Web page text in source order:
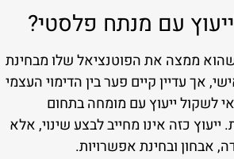
עם מנתח פלסטי?
ממצה את הפוטנציאל שלו מבחינת
אך עדיין קיים פער בין הדימוי העצמי
לשקול ייעוץ עם מומחה בתחום
ייעוץ כזה אינו מחייב לבצע שינוי, אלא
אבחון ובחינת אפשרויות.